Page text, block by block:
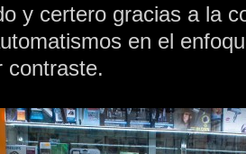
y certero gracias a la
en el
contraste.